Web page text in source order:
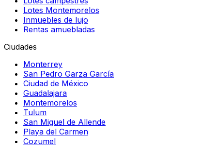
Lotes Montemorelos
Inmuebles de lujo
Rentas amuebladas
Ciudades
Monterrey
San Pedro Garza García
Ciudad de México
Guadalajara
Montemorelos
Tulum
San Miguel de Allende
Playa del Carmen
Cozumel